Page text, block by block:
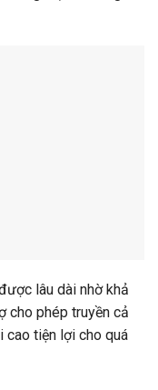
lâu dài nhờ khả
cho phép truyền cả
cao tiện lợi cho quá